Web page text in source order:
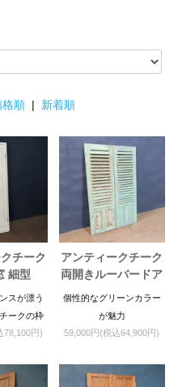
格順 | 新着順
チーク
細型
スが漂う
ークの枠
78,100円)
アンティークチーク
両開きルーバードア
個性的なグリーンカラー
が魅力
59,000円(税込64,900円)